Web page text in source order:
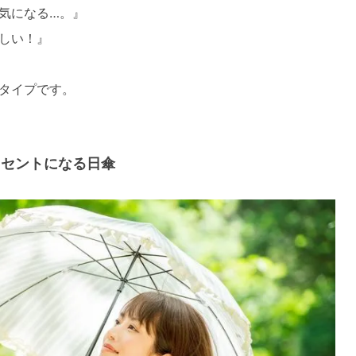
になる…。』
い！』
イプです。
ントになる日傘